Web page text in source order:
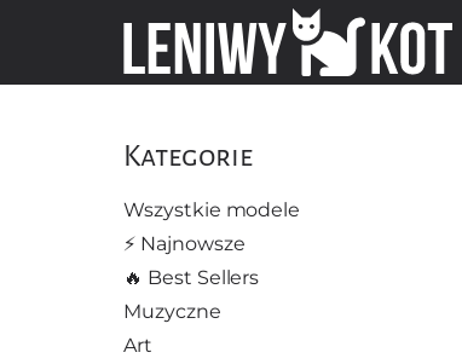
Kategorie
Wszystkie modele
⚡️ Najnowsze
🔥 Best Sellers
Muzyczne
Art